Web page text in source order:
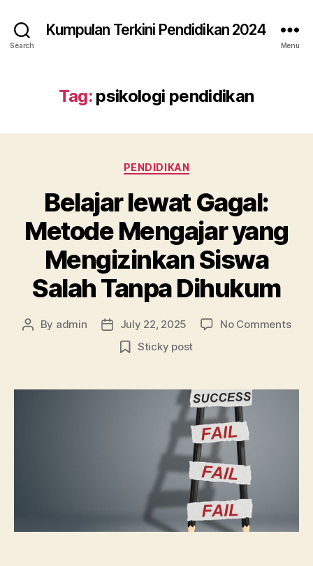
Search
Kumpulan Terkini Pendidikan 2024
Menu
Tag: psikologi pendidikan
Categories
PENDIDIKAN
Belajar lewat Gagal:
Metode Mengajar yang
Mengizinkan Siswa
Salah Tanpa Dihukum
Post
By admin
Post
date
July 22, 2025 No Commentson
Sticky post